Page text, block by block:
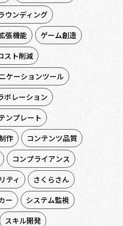
ウンディング
張機能
ゲーム創造
スト削減
ケーションツール
ボレーション
ンプレート
作
コンテンツ品質
コンプライアンス
ティ
さくらさん
ー
システム監視
スキル開発